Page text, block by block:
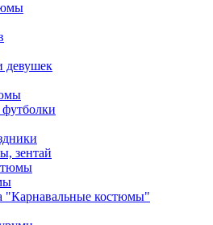
девушек
футболки
зентай
"Карнавальные костюмы"